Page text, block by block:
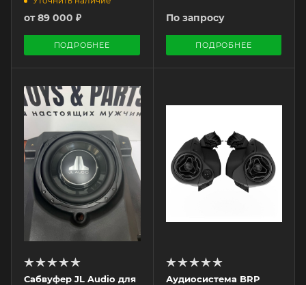
от89 000 ₽
ПОДРОБНЕЕ
По запросу
ПОДРОБНЕЕ
Сабвуфер JL Audio для
Аудиосистема BRP